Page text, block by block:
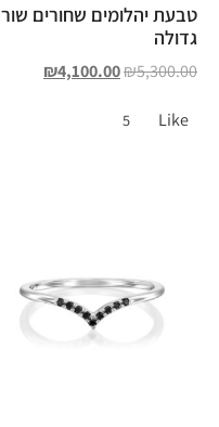
טבעת יהלומים שחורים
גדולה
₪5,300.00
₪4,100.00
Like
5